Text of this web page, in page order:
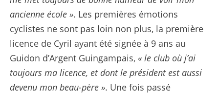
ancienne école ». Les premières émotions
cyclistes ne sont pas loin non plus, la première
licence de Cyril ayant été signée à 9 ans au
Guidon d’Argent Guingampais, « le club où j’ai
toujours ma licence, et dont le président est aussi
devenu mon beau-père ». Une fois passé